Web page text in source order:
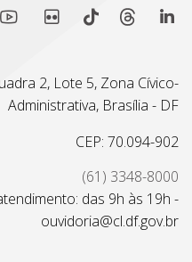
2, Lote 5, Zona Cívico-
Administrativa, Brasília - DF
CEP: 70.094-902
(61) 3348-8000
das 9h às 19h -
ouvidoria@cl.df.gov.br